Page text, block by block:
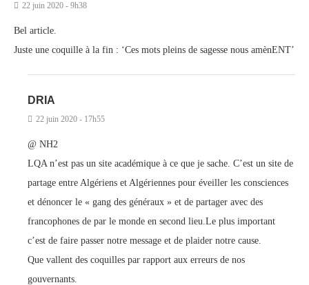
22 juin 2020 - 9h38
Bel article.
Juste une coquille à la fin : ‘Ces mots pleins de sagesse nous amènENT’
DRIA
22 juin 2020 - 17h55
@ NH2
LQA n’est pas un site académique à ce que je sache. C’est un site de
partage entre Algériens et Algériennes pour éveiller les consciences
et dénoncer le « gang des généraux » et de partager avec des
francophones de par le monde en second lieu.Le plus important
c’est de faire passer notre message et de plaider notre cause.
Que vallent des coquilles par rapport aux erreurs de nos
gouvernants.